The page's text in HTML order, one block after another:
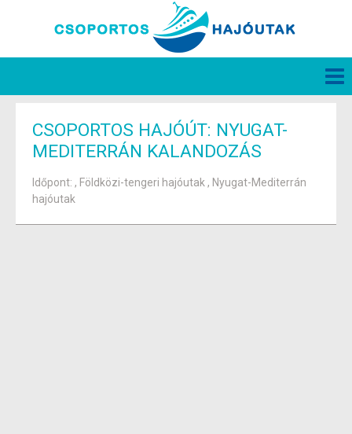
CSOPORTOS HAJÓÚT: NYUGAT-
MEDITERRÁN KALANDOZÁS
Időpont: , Földközi-tengeri hajóutak , Nyugat-Mediterrán
hajóutak